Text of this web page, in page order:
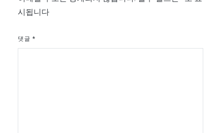
시됩니다
댓글 *